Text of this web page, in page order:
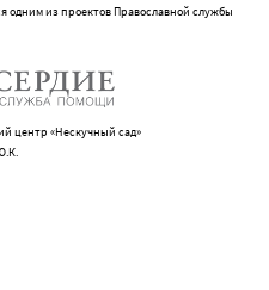
одним из проектов Православной службы
центр «Нескучный сад»